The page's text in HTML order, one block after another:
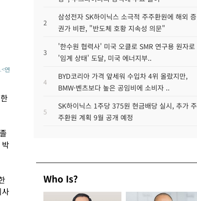
<연
2
삼성전자 SK하이닉스 소극적 주주환원에 해외 증
권가 비판, "반도체 호황 지속성 의문"
3
'한수원 협력사' 미국 오클로 SMR 연구용 원자로
'임계 상태' 도달, 미국 에너지부..
4
BYD코리아 가격 앞세워 수입차 4위 올랐지만,
BMW·벤츠보다 높은 공임비에 소비자 ..
5
SK하이닉스 1주당 375원 현금배당 실시, 추가 주
주환원 계획 9월 공개 예정
Who Is?